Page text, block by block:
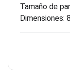
Tamaño de
Dimensiones: